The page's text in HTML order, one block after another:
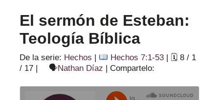
El sermón de Esteban:
Teología Bíblica
De la serie: Hechos | Hechos 7:1-53 | 🗓 8 / 1
/ 17 | 🗣Nathan Díaz | Compartelo: